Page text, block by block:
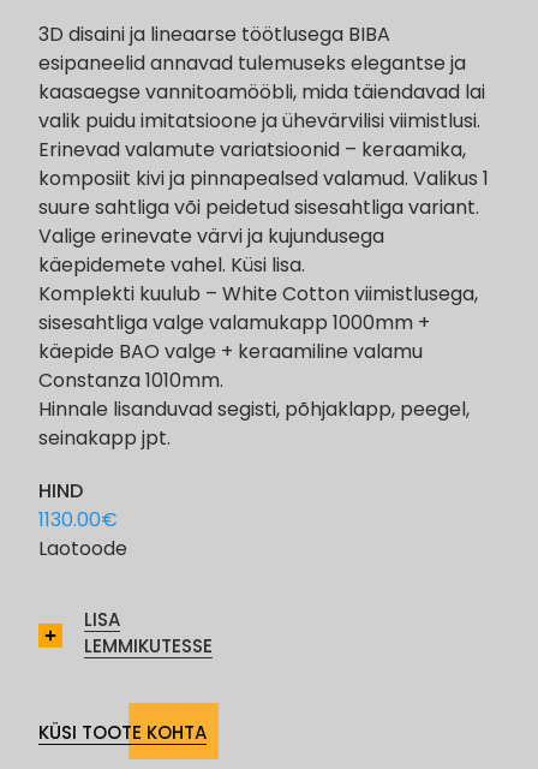
3D disaini ja lineaarse töötlusega BIBA
esipaneelid annavad tulemuseks elegantse ja
kaasaegse vannitoamööbli, mida täiendavad lai
valik puidu imitatsioone ja ühevärvilisi viimistlusi.
Erinevad valamute variatsioonid – keraamika,
komposiit kivi ja pinnapealsed valamud. Valikus 1
suure sahtliga või peidetud sisesahtliga variant.
Valige erinevate värvi ja kujundusega
käepidemete vahel. Küsi lisa.
Komplekti kuulub – White Cotton viimistlusega,
sisesahtliga valge valamukapp 1000mm +
käepide BAO valge + keraamiline valamu
Constanza 1010mm.
Hinnale lisanduvad segisti, põhjaklapp, peegel,
seinakapp jpt.
HIND
1130.00€
Laotoode
LISA
LEMMIKUTESSE
KÜSI TOOTE KOHTA